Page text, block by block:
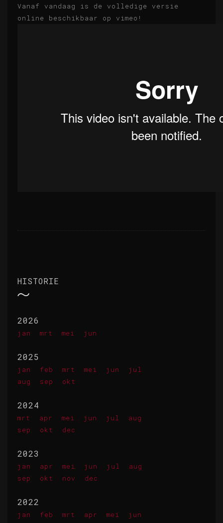
Vanaf vandaag is de volledige versie
online beschikbaar op vimeo!
HISTORIE
2026
jan mrt mei jun
2025
jan feb mrt mei jun
jul
aug
sep okt
2024
mrt apr mei jun jul
aug
sep
okt dec
2023
jan apr mei jun jul
aug
sep
okt nov dec
2022
jan feb mrt apr mei
jun